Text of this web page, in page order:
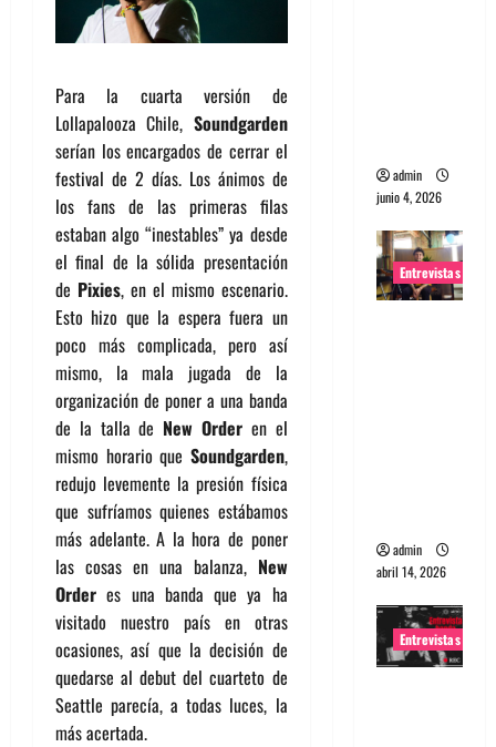
Para la cuarta versión de
Lollapalooza Chile, Soundgarden
serían los encargados de cerrar el
festival de 2 días. Los ánimos de
los fans de las primeras filas
estaban algo “inestables” ya desde
el final de la sólida presentación
de Pixies, en el mismo escenario.
Esto hizo que la espera fuera un
poco más complicada, pero así
mismo, la mala jugada de la
organización de poner a una banda
de la talla de New Order en el
mismo horario que Soundgarden,
redujo levemente la presión física
que sufríamos quienes estábamos
más adelante. A la hora de poner
las cosas en una balanza, New
Order es una banda que ya ha
visitado nuestro país en otras
ocasiones, así que la decisión de
quedarse al debut del cuarteto de
Seattle parecía, a todas luces, la
más acertada.
admin
junio 4, 2026
Entrevistas
admin
abril 14, 2026
Entrevistas